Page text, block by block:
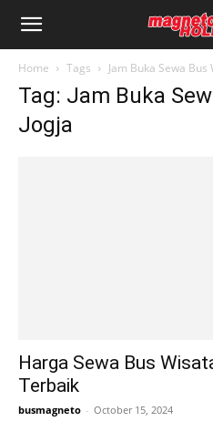
Home Tags Jam Buka Sewa Bus
Tag: Jam Buka
Jogja
Harga Sewa Bus
Terbaik
busmagneto - October 15, 2024